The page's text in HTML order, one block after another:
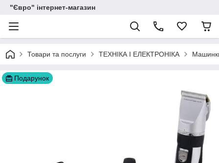
"Євро" інтернет-магазин
Товари та послуги ТЕХНІКА І ЕЛЕКТРОНІКА
Подарунок